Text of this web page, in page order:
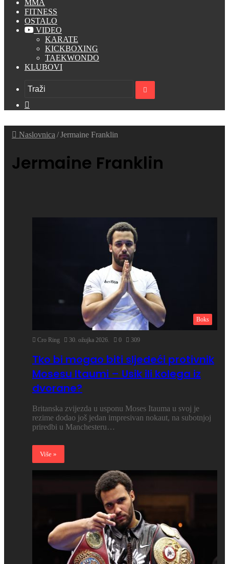
MMA
FITNESS
OSTALO
VIDEO
KARATE
KICKBOXING
TAEKWONDO
KLUBOVI
Traži
skin
Naslovnica /Jermaine Franklin
Jermaine Franklin
Boks
Cro Ring 30. ožujka 2026. 0 309
Tko bi mogao biti sljedeći protivnik
Mosesu Itaumi – Usik ili kolega iz
dvorane?
Britanska zvijezda u usponu Moses Itauma u svoj je
rezime dodao još jedan impresivan nokaut, na subotnjoj
priredbi u Manchesteru…
Više »